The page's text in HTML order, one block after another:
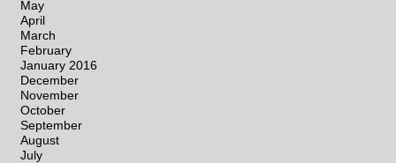
May
April
March
February
January 2016
December
November
October
September
August
July